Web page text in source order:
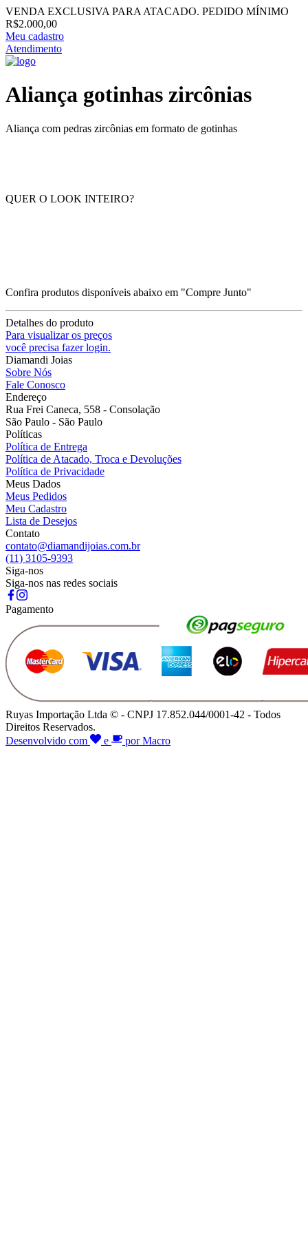
VENDA EXCLUSIVA PARA ATACADO. PEDIDO MÍNIMO
R$2.000,00
Meu cadastro
Atendimento
Aliança gotinhas zircônias
Aliança com pedras zircônias em formato de gotinhas
QUER O LOOK INTEIRO?
Confira produtos disponíveis abaixo em "Compre Junto"
Detalhes do produto
Para visualizar os preços
você precisa fazer login.
Diamandi Joias
Sobre Nós
Fale Conosco
Endereço
Rua Frei Caneca, 558 - Consolação
São Paulo - São Paulo
Políticas
Política de Entrega
Política de Atacado, Troca e Devoluções
Política de Privacidade
Meus Dados
Meus Pedidos
Meu Cadastro
Lista de Desejos
Contato
contato@diamandijoias.com.br
(11) 3105-9393
Siga-nos
Siga-nos nas redes sociais
Pagamento
Ruyas Importação Ltda © - CNPJ 17.852.044/0001-42 - Todos
Direitos Reservados.
Desenvolvido com
e por Macro